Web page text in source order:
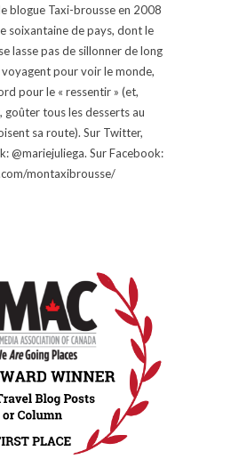
blogue Taxi-brousse en 2008
soixantaine de pays, dont le
lasse pas de sillonner de long
pour voir le monde,
pour le « ressentir » (et,
goûter tous les desserts au
sa route). Sur Twitter,
@mariejuliega. Sur Facebook:
montaxibrousse/